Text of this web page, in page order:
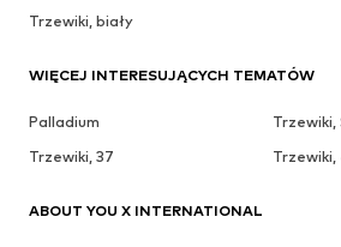
Trzewiki, biały
WIĘCEJ INTERESUJĄCYCH TEMATÓW
Palladium
Trzewiki,
Trzewiki, 37
Trzewiki,
ABOUT YOU X INTERNATIONAL